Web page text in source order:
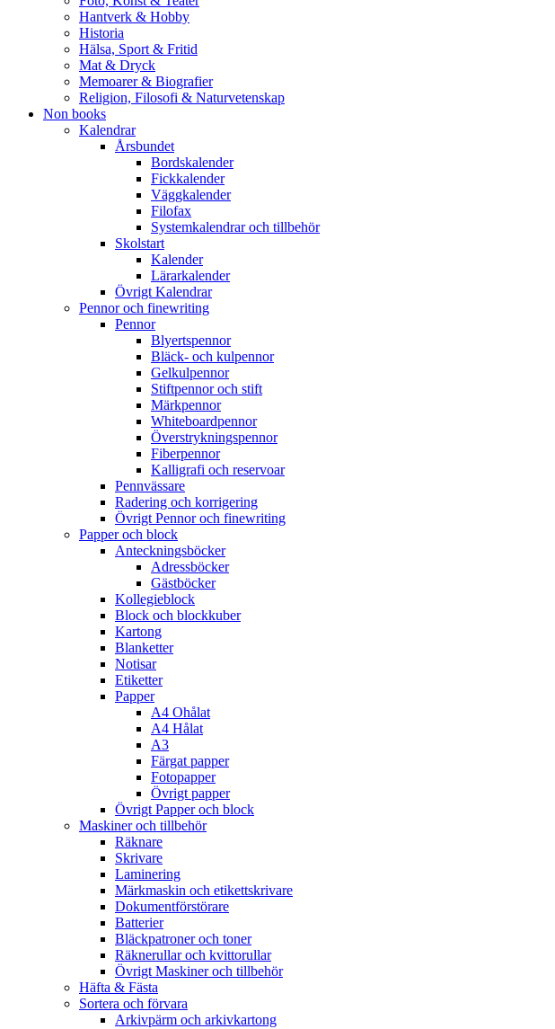
Hantverk & Hobby
Historia
Hälsa, Sport & Fritid
Mat & Dryck
Memoarer & Biografier
Religion, Filosofi & Naturvetenskap
Non books
Kalendrar
Årsbundet
Bordskalender
Fickkalender
Väggkalender
Filofax
Systemkalendrar och tillbehör
Skolstart
Kalender
Lärarkalender
Övrigt Kalendrar
Pennor och finewriting
Pennor
Blyertspennor
Bläck- och kulpennor
Gelkulpennor
Stiftpennor och stift
Märkpennor
Whiteboardpennor
Överstrykningspennor
Fiberpennor
Kalligrafi och reservoar
Pennvässare
Radering och korrigering
Övrigt Pennor och finewriting
Papper och block
Anteckningsböcker
Adressböcker
Gästböcker
Kollegieblock
Block och blockkuber
Kartong
Blanketter
Notisar
Etiketter
Papper
A4 Ohålat
A4 Hålat
A3
Färgat papper
Fotopapper
Övrigt papper
Övrigt Papper och block
Maskiner och tillbehör
Räknare
Skrivare
Laminering
Märkmaskin och etikettskrivare
Dokumentförstörare
Batterier
Bläckpatroner och toner
Räknerullar och kvittorullar
Övrigt Maskiner och tillbehör
Häfta & Fästa
Sortera och förvara
Arkivpärm och arkivkartong